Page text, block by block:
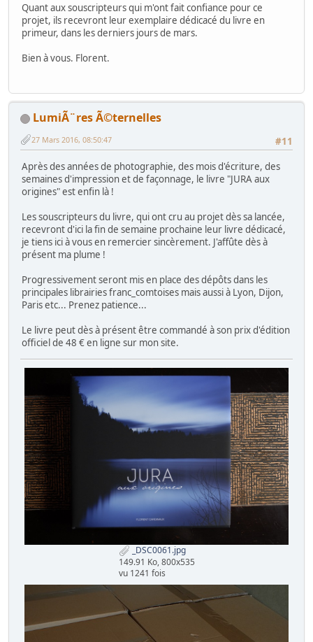
Quant aux souscripteurs qui m'ont fait confiance pour ce
projet, ils recevront leur exemplaire dédicacé du livre en
primeur, dans les derniers jours de mars.
Bien à vous. Florent.
LumiÃ¨res Ã©ternelles
#11
27 Mars 2016, 08:50:47
Après des années de photographie, des mois d'écriture, des
semaines d'impression et de façonnage, le livre "JURA aux
origines" est enfin là !
Les souscripteurs du livre, qui ont cru au projet dès sa lancée,
recevront d'ici la fin de semaine prochaine leur livre dédicacé,
je tiens ici à vous en remercier sincèrement. J'affûte dès à
présent ma plume !
Progressivement seront mis en place des dépôts dans les
principales librairies franc_comtoises mais aussi à Lyon, Dijon,
Paris etc... Prenez patience...
Le livre peut dès à présent être commandé à son prix d'édition
officiel de 48 € en ligne sur mon site.
_DSC0061.jpg
149.91 Ko, 800x535
vu 1241 fois